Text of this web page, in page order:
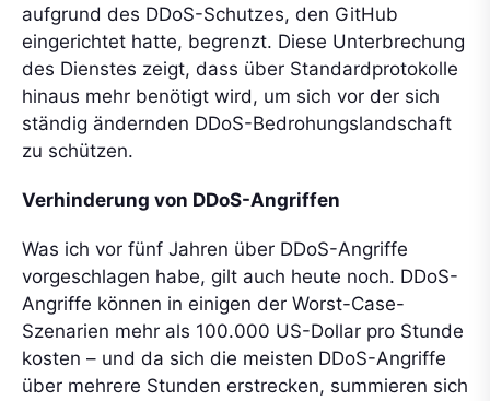
aufgrund des DDoS-Schutzes, den GitHub
eingerichtet hatte, begrenzt. Diese Unterbrechung
des Dienstes zeigt, dass über Standardprotokolle
hinaus mehr benötigt wird, um sich vor der sich
ständig ändernden DDoS-Bedrohungslandschaft
zu schützen.
Verhinderung von DDoS-Angriffen
Was ich vor fünf Jahren über DDoS-Angriffe
vorgeschlagen habe, gilt auch heute noch. DDoS-
Angriffe können in einigen der Worst-Case-
Szenarien mehr als 100.000 US-Dollar pro Stunde
kosten – und da sich die meisten DDoS-Angriffe
über mehrere Stunden erstrecken, summieren sich